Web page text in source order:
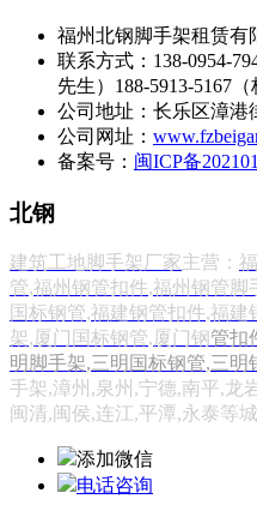
福州北钢脚手架租赁有
联系方式：138-0954-
先生）188-5913-5167（
公司地址：长乐区漳港
公司网址：
备案号： 闽ICP备
北钢
建筑工地脚手架厂家主营：
管,福州钢管扣件,福州钢管脚
国标钢管,福建钢管扣件,福建
架,厦门国标钢管,厦门钢 管扣
明脚手架,三明国标钢管,三明
手架,漳州,泉州,宁德,南平,龙
闽清,闽侯,连江,平潭,永泰等城
添加微信
电话咨询